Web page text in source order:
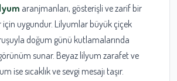
aranjmanları, gösterişli ve zarif bir
uygundur. Lilyumlar büyük çiçek
doğum günü kutlamalarında
sunar. Beyaz lilyum zarafet ve
ise sıcaklık ve sevgi mesajı taşır.